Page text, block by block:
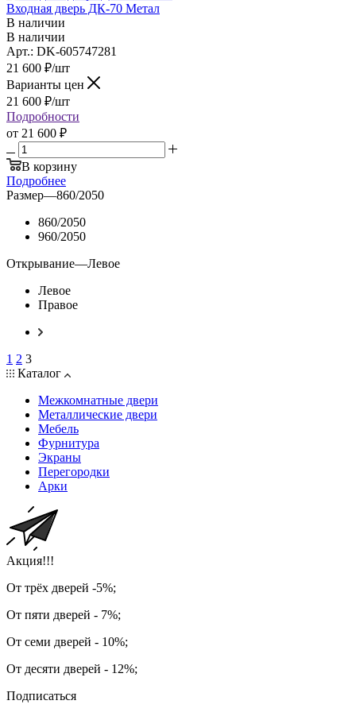
Входная дверь ДК-70 Метал
В наличии
В наличии
Арт.: DK-605747281
21 600 ₽/шт
Варианты цен
21 600 ₽/шт
Подробности
от 21 600 ₽
В корзину
Подробнее
Размер—860/2050
860/2050
960/2050
Открывание—Левое
Левое
Правое
1 2 3
Каталог
Межкомнатные двери
Металлические двери
Мебель
Фурнитура
Экраны
Перегородки
Арки
Акция!!!
От трёх дверей -5%;
От пяти дверей - 7%;
От семи дверей - 10%;
От десяти дверей - 12%;
Подписаться